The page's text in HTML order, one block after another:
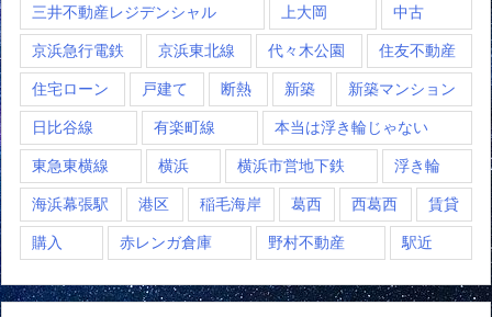
三井不動産レジデンシャル 上大岡 中古
京浜急行電鉄 京浜東北線 代々木公園 住友不動産
住宅ローン 戸建て 断熱 新築 新築マンション
日比谷線 有楽町線 本当は浮き輪じゃない
東急東横線 横浜 横浜市営地下鉄 浮き輪
海浜幕張駅 港区 稲毛海岸 葛西 西葛西 賃貸
購入 赤レンガ倉庫 野村不動産 駅近